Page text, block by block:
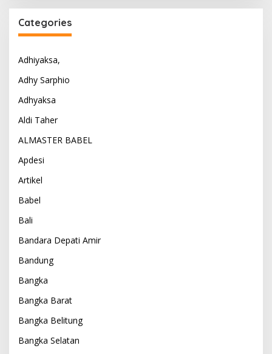
Categories
Adhiyaksa,
Adhy Sarphio
Adhyaksa
Aldi Taher
ALMASTER BABEL
Apdesi
Artikel
Babel
Bali
Bandara Depati Amir
Bandung
Bangka
Bangka Barat
Bangka Belitung
Bangka Selatan